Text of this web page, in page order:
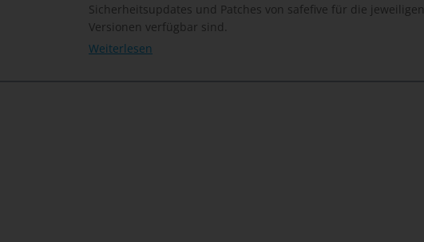
Sicherheitsupdates und Patches von safefive für die jeweiligen
Versionen verfügbar sind.
Weiterlesen